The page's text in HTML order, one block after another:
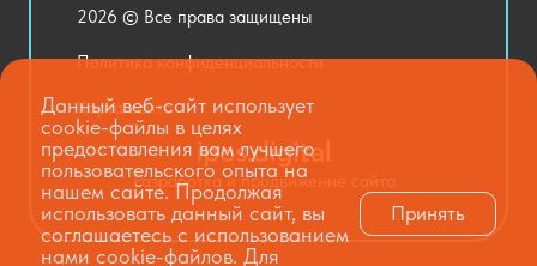
Национальные проекты
2026 © Все права защищены
Политика конфиденциальности
Карта сайта
Разработка и продвижение сайта
Данный веб-сайт использует
cookie-файлы в целях
предоставления вам лучшего
пользовательского опыта на
нашем сайте. Продолжая
использовать данный сайт, вы
соглашаетесь с использованием
нами cookie-файлов. Для
Принять